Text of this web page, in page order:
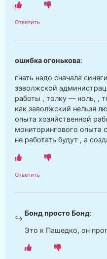
Ответить
ошибка огонькова:
гнать надо сначала
заволжской
работы , толку — ноль, ,
как заволжский нельзя
опыта хозяйственной
мониторингового опыта
не работать будут , а
Ответить
Бонд просто Бонд:
Это к Пашедко, он